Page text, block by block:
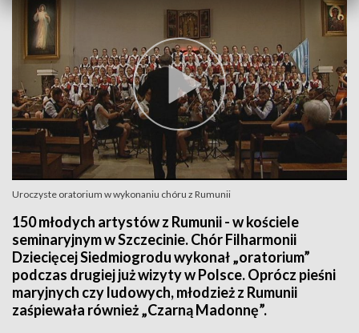
Uroczyste oratorium w wykonaniu chóru z Rumunii
150 młodych artystów z Rumunii - w kościele
seminaryjnym w Szczecinie. Chór Filharmonii
Dziecięcej Siedmiogrodu wykonał „oratorium”
podczas drugiej już wizyty w Polsce. Oprócz pieśni
maryjnych czy ludowych, młodzież z Rumunii
zaśpiewała również „Czarną Madonnę”.